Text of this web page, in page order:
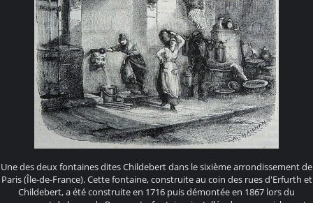
Une des deux fontaines dites Childebert dans le sixième arrondissement de
Paris (Île-de-France). Cette fontaine, construite au coin des rues d'Erfurth et
Childebert, a été construite en 1716 puis démontée en 1867 lors du